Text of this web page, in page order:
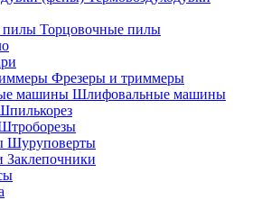
Торцовочные пилы
Фрезеры и триммеры
Шлифовальные машины
Шуруповерты
Заклепочники